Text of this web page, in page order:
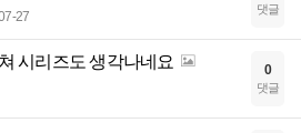
27 댓글
시리즈도 생각나네요 0
댓글